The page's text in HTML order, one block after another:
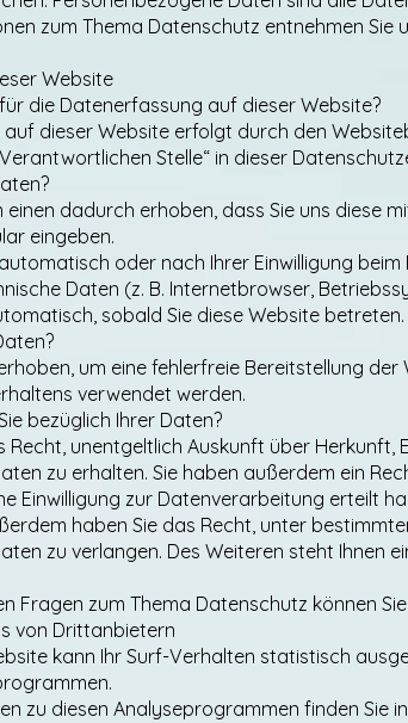
zum Thema Datenschutz entnehmen
Website
die Datenerfassung auf dieser Website?
dieser Website erfolgt durch den
Stelle“ in dieser
dadurch erhoben, dass Sie uns diese
eingeben.
oder nach Ihrer Einwilligung
Daten (z. B. Internetbrowser,
sobald Sie diese Website betreten.
um eine fehlerfreie Bereitstellung
verwendet werden.
bezüglich Ihrer Daten?
Recht, unentgeltlich Auskunft über
zu erhalten. Sie haben außerdem ein
Einwilligung zur Datenverarbeitung erteilt
haben Sie das Recht, unter
zu verlangen. Des Weiteren steht Ihnen
Fragen zum Thema Datenschutz können
von Drittanbietern
kann Ihr Surf-Verhalten statistisch
zu diesen Analyseprogrammen finden Sie